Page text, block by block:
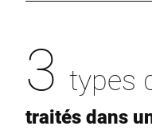
3 types
traités dans